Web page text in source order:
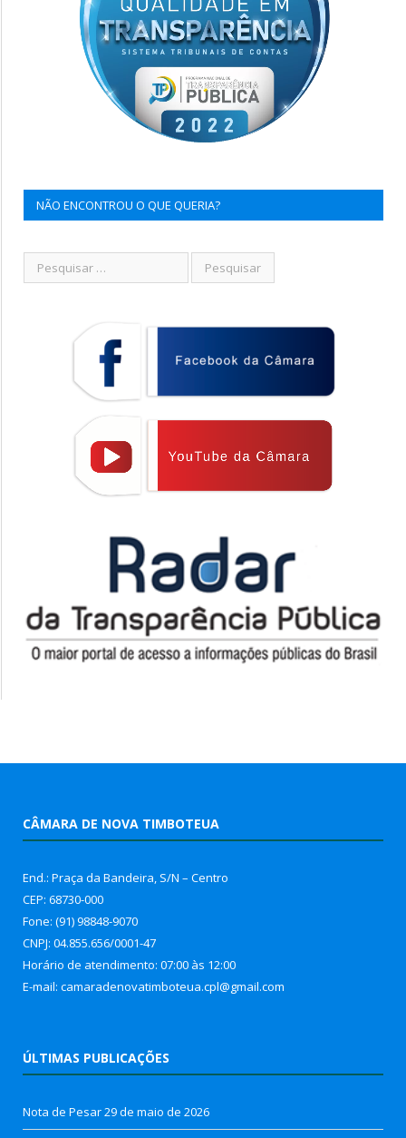
NÃO ENCONTROU O QUE QUERIA?
CÂMARA DE NOVA TIMBOTEUA
End.: Praça da Bandeira, S/N – Centro
CEP: 68730-000
Fone: (91) 98848-9070
CNPJ: 04.855.656/0001-47
Horário de atendimento: 07:00 às 12:00
E-mail: camaradenovatimboteua.cpl@gmail.com
ÚLTIMAS PUBLICAÇÕES
Nota de Pesar29 de maio de 2026